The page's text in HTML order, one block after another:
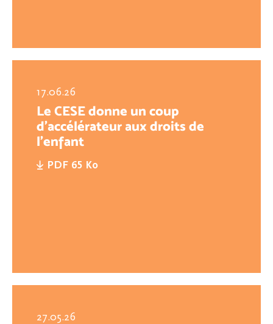
17.06.26
Le CESE donne un coup
d’accélérateur aux droits de
l’enfant
PDF 65 Ko
27.05.26